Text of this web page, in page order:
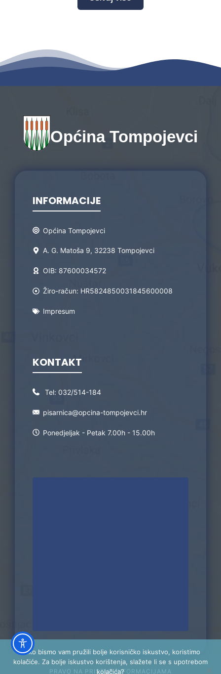
Općina Tompojevci
INFORMACIJE
Općina Tompojevci
A. G. Matoša 9, 32238 Tompojevci
OIB: 87600034572
Žiro-račun: HR5824850031845600008
Impresum
KONTAKT
Tel: 032/514-184
pisarnica@opcina-tompojevci.hr
Ponedjeljak - Petak 7.00h - 15.00h
PRAVO NA PRISTUP INFORMACIJAMA
Kako bismo vam pružili bolje korisničko iskustvo, koristimo
kolačiće. Za bolje iskustvo korištenja, slažete li se s upotrebom
kolačića?